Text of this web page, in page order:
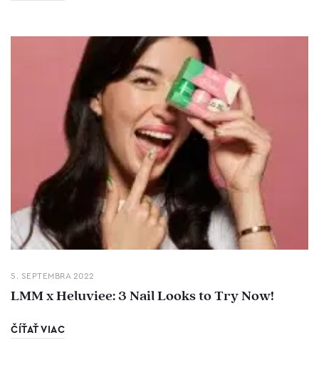
5. SEPTEMBRA 2022
LMM x Heluviee: 3 Nail Looks to Try Now!
ČÍŤAŤ VIAC